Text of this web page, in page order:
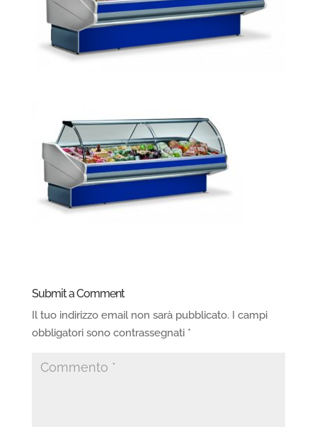
Submit a Comment
Il tuo indirizzo email non sarà pubblicato. I campi
obbligatori sono contrassegnati *